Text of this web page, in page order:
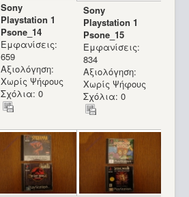
Sony
Playstation 1
Psone_14
Εμφανίσεις:
659
Αξιολόγηση:
Χωρίς Ψήφους
Σχόλια: 0
Sony
Playstation 1
Psone_15
Εμφανίσεις:
834
Αξιολόγηση:
Χωρίς Ψήφους
Σχόλια: 0